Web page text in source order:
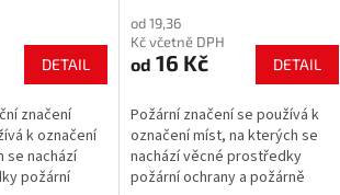
DETAIL
značení
k označení
se nachází
požární
od 19,36
Kč včetně DPH
od 16 Kč DETAIL
Požární značení se používá k
označení míst, na kterých se
nachází věcné prostředky
požární ochrany a požárně